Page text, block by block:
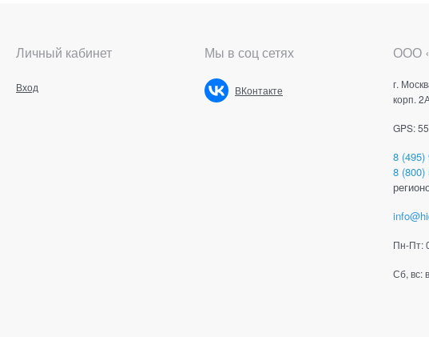
Личный кабинет
Вход
Мы в соц сетях
ВКонтакте
ООО
г.
корп.
GPS:
8 (495)
8 (800)
Пн-Пт:
Сб, вс: